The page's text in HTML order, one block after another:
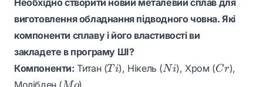
\mathbf{84,4\%}
Необхідно створити новий металевий сплав для
виготовлення обладнання підводного човна. Які
компоненти сплаву і його властивості ви
закладете в програму ШІ?
Компоненти: Титан (Ti
T i), Нікель ( Ni
Ni), Хром (Cr
Cr),
Mo